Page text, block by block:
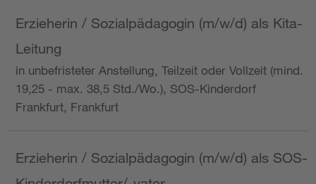
Erzieherin / Sozialpädagogin (m/w/d) als Kita-
Leitung
in unbefristeter Anstellung, Teilzeit oder Vollzeit (mind.
19,25 - max. 38,5 Std./Wo.), SOS-Kinderdorf
Frankfurt, Frankfurt
Erzieherin / Sozialpädagogin (m/w/d) als SOS-